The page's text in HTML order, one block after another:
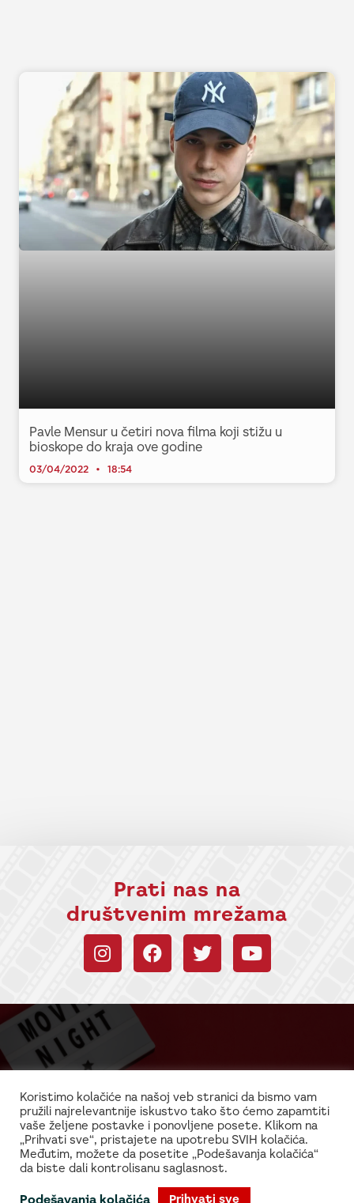
Pavle Mensur u četiri nova filma koji stižu u
bioskope do kraja ove godine
03/04/2022 18:54
Prati nas na
društvenim mrežama
informacijama!
Najnovije vesti iz sveta filma i glume
Koristimo kolačiće na našoj veb stranici da bismo vam
pružili najrelevantnije iskustvo tako što ćemo zapamtiti
vaše željene postavke i ponovljene posete. Klikom na
„Prihvati sve“, pristajete na upotrebu SVIH kolačića.
Međutim, možete da posetite „Podešavanja kolačića“
da biste dali kontrolisanu saglasnost.
Podešavanja kolačića Prihvati sve